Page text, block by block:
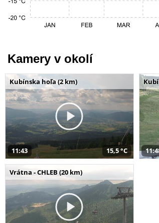
Kamery v okolí
Kubínska hoľa (2 km)
11:43 15,5 °C
Vrátna - CHLEB (20 km)